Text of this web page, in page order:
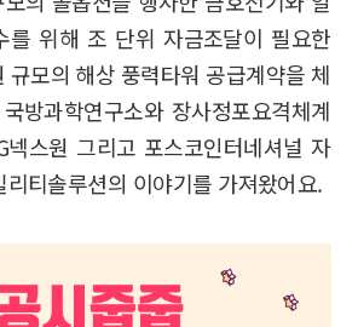
를 위해 조 단위 자금조달이 필요한
규모의 해상 풍력타워 공급계약을 체
방과학연구소와 장사정포요격체계
넥스원 그리고 포스코인터네셔널 자
티솔루션의 이야기를 가져왔어요.